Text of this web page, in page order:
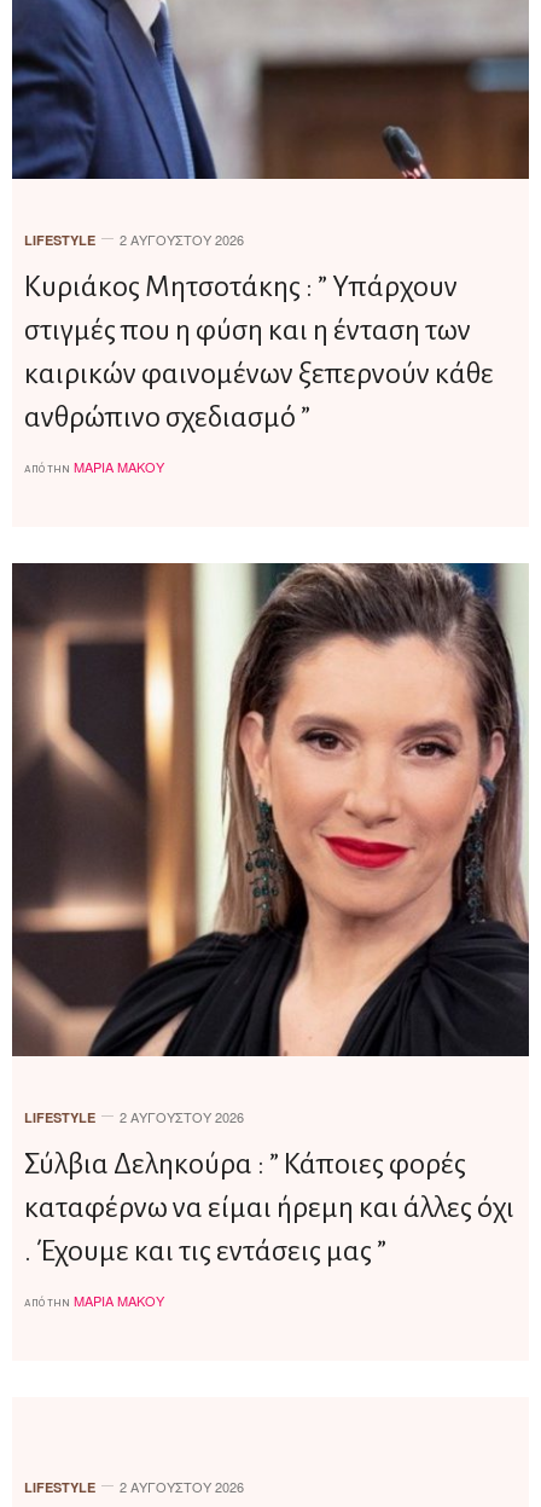
LIFESTYLE 2 ΑΥΓΟΎΣΤΟΥ 2026
Κυριάκος Μητσοτάκης : ” Υπάρχουν
στιγμές που η φύση και η ένταση των
καιρικών φαινομένων ξεπερνούν κάθε
ανθρώπινο σχεδιασμό ”
από την ΜΑΡΊΑ ΜΆΚΟΥ
LIFESTYLE 2 ΑΥΓΟΎΣΤΟΥ 2026
Σύλβια Δεληκούρα : ” Κάποιες φορές
καταφέρνω να είμαι ήρεμη και άλλες όχι
. Έχουμε και τις εντάσεις μας ”
από την ΜΑΡΊΑ ΜΆΚΟΥ
LIFESTYLE 2 ΑΥΓΟΎΣΤΟΥ 2026